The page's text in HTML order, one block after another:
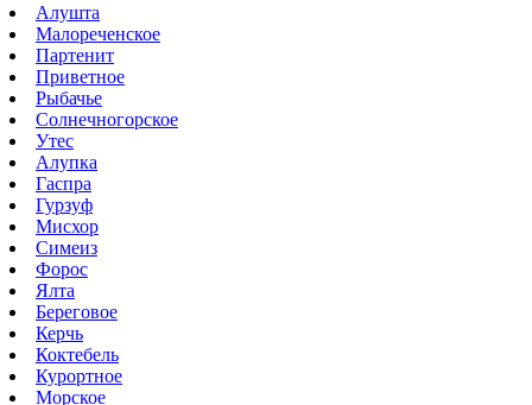
Алушта
Малореченское
Партенит
Приветное
Рыбачье
Солнечногорское
Утес
Алупка
Гаспра
Гурзуф
Мисхор
Симеиз
Форос
Ялта
Береговое
Керчь
Коктебель
Курортное
Морское